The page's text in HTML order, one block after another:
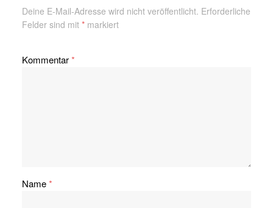
Deine E-Mail-Adresse wird nicht veröffentlicht. Erforderliche
Felder sind mit *markiert
Kommentar*
Name*